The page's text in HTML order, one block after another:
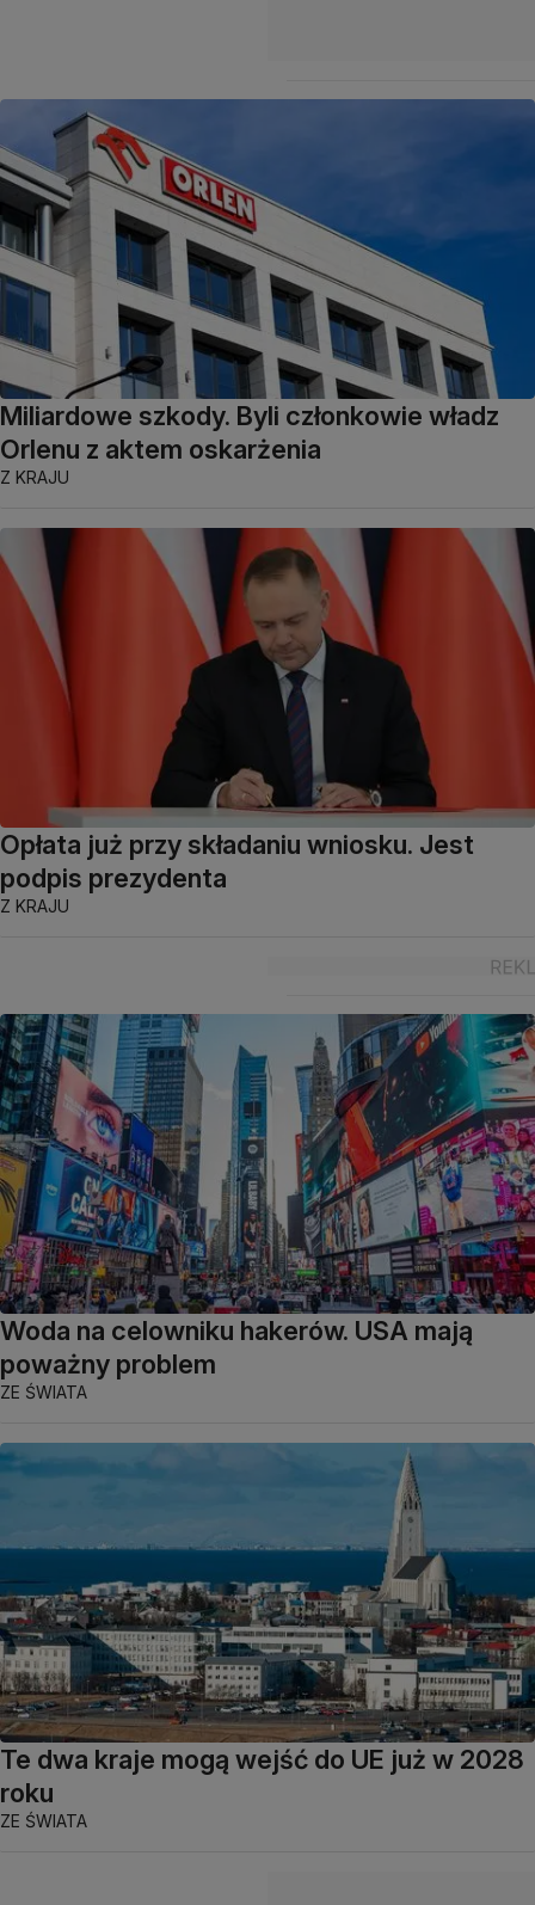
Miliardowe szkody. Byli członkowie władz
Orlenu z aktem oskarżenia
Z KRAJU
Opłata już przy składaniu wniosku. Jest
podpis prezydenta
Z KRAJU
Woda na celowniku hakerów. USA mają
poważny problem
ZE ŚWIATA
Te dwa kraje mogą wejść do UE już w 2028
roku
ZE ŚWIATA